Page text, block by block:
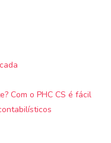
Com o PHC CS é fácil